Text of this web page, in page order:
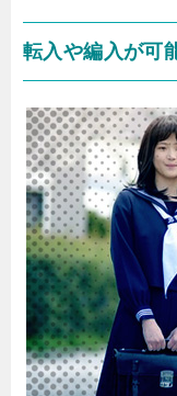
転入や編入が可